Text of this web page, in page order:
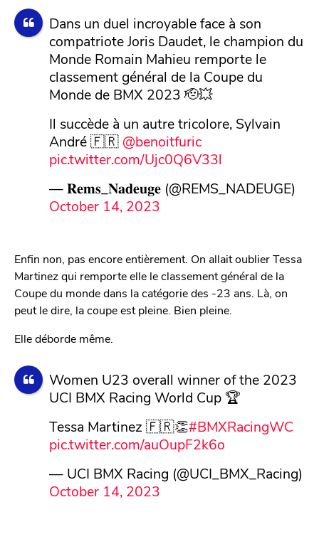
Dans un duel incroyable face à son
compatriote Joris Daudet, le champion du
Monde Romain Mahieu remporte le
classement général de la Coupe du
Monde de BMX 2023 🫡💥
Il succède à un autre tricolore, Sylvain
André 🇫🇷 @benoitfuric
pic.twitter.com/Ujc0Q6V33l
— 𝐑𝐞𝐦𝐬_𝐍𝐚𝐝𝐞𝐮𝐠𝐞 (@REMS_NADEUGE)
October 14, 2023
Enfin non, pas encore entièrement. On allait oublier Tessa
Martinez qui remporte elle le classement général de la
Coupe du monde dans la catégorie des -23 ans. Là, on
peut le dire, la coupe est pleine. Bien pleine.
Elle déborde même.
Women U23 overall winner of the 2023
UCI BMX Racing World Cup 🏆
Tessa Martinez 🇫🇷👏#BMXRacingWC
pic.twitter.com/auOupF2k6o
— UCI BMX Racing (@UCI_BMX_Racing)
October 14, 2023